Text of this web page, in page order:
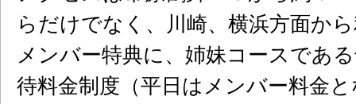
らだけでなく、川崎、横浜方面か
メンバー特典に、姉妹コースであ
待料金制度（平日はメンバー料金